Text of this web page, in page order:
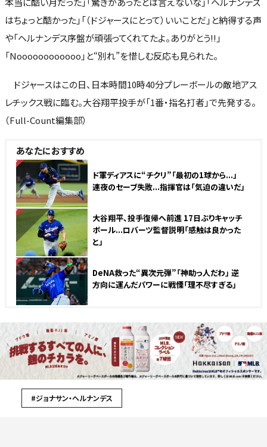
はちょっと酷かった」「（ドジャースにとって）いいことだ」と納得する声
や「ヘルナンデス序盤が頑張ってくれてたよ。ありがとう!!」
「Noooooooooooo」と“別れ”を惜しむ反応も見られた。
ドジャースはこの日、日本時間10時40分プレーボールの敵地アス
レチックス戦に臨む。大谷翔平投手が「1番・指名打者」で先発する。
（Full-Count編集部）
あなたにおすすめ
NEW
ド軍ディアスに“チクリ”「最初の1球から...」
連夜のセーブ失敗...指揮官は「気迫の違いだ」
NEW
大谷翔平、投手復帰へ前進 17日ぶりキャッチ
ボール...ロバーツ監督説明「感触は良かった
と」
NEW
DeNA救った“異次元弾”「神助っ人だわ」 逆
方向に運んだパワーに戦慄「理不尽すぎる」
#ジョナサン・ヘルナンデス